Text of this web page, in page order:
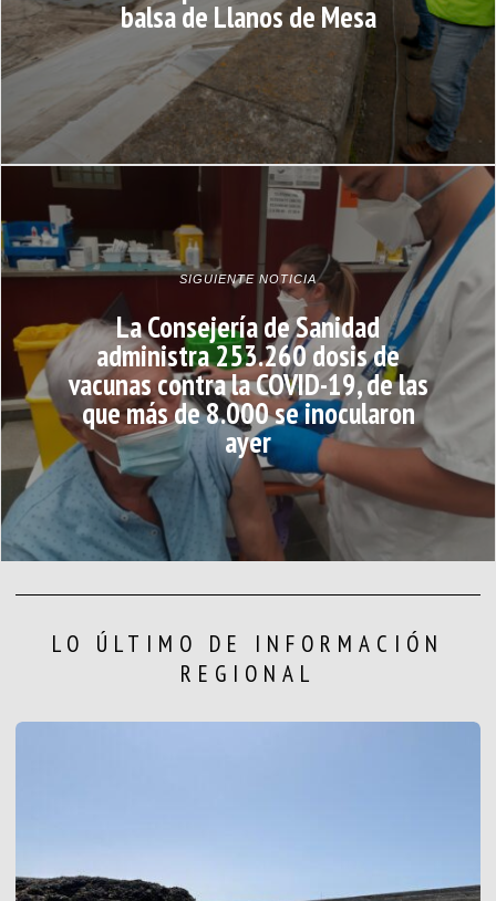
balsa de Llanos de Mesa
SIGUIENTE NOTICIA
La Consejería de Sanidad
administra 253.260 dosis de
vacunas contra la COVID-19, de las
que más de 8.000 se inocularon
ayer
LO ÚLTIMO DE INFORMACIÓN
REGIONAL